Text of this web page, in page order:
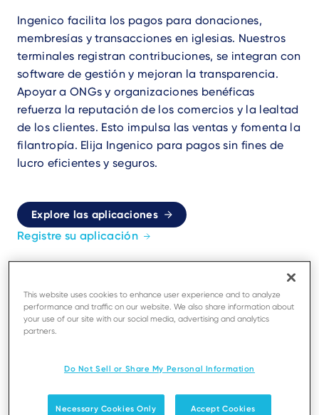
Ingenico facilita los pagos para donaciones,
membresías y transacciones en iglesias. Nuestros
terminales registran contribuciones, se integran con
software de gestión y mejoran la transparencia.
Apoyar a ONGs y organizaciones benéficas
refuerza la reputación de los comercios y la lealtad
de los clientes. Esto impulsa las ventas y fomenta la
filantropía. Elija Ingenico para pagos sin fines de
lucro eficientes y seguros.
Explore las aplicaciones
Registre su aplicación
This website uses cookies to enhance user experience and to analyze
performance and traffic on our website. We also share information about
your use of our site with our social media, advertising and analytics
partners.
Do Not Sell or Share My Personal Information
Necessary Cookies Only Accept Cookies